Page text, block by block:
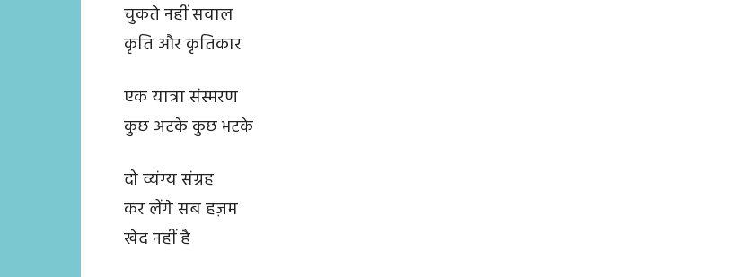
चुकते नहीं सवाल
कृति और कृतिकार
एक यात्रा संस्मरण
कुछ अटके कुछ भटके
दो व्यंग्य संग्रह
कर लेंगे सब हज़म
खेद नहीं है